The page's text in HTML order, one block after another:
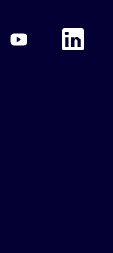
Accor Youtube
Accor